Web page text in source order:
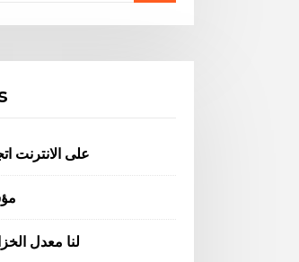
على الانترنت
لنا معدل الخزانة 10 سنة